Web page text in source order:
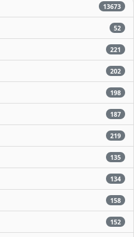
13673
52
221
202
198
187
219
135
134
158
152